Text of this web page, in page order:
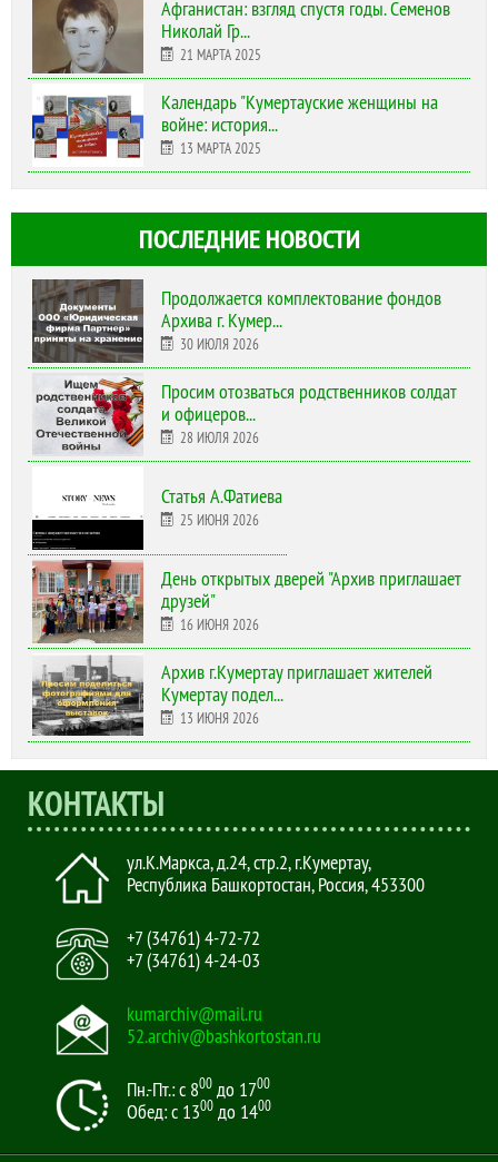
Афганистан: взгляд спустя годы. Семенов
Николай Гр...
21 МАРТА 2025
Календарь "Кумертауские женщины на
войне: история...
13 МАРТА 2025
ПОСЛЕДНИЕ НОВОСТИ
Продолжается комплектование фондов
Архива г. Кумер...
30 ИЮЛЯ 2026
Просим отозваться родственников солдат
и офицеров...
28 ИЮЛЯ 2026
Статья А.Фатиева
25 ИЮНЯ 2026
День открытых дверей "Архив приглашает
друзей"
16 ИЮНЯ 2026
Архив г.Кумертау приглашает жителей
Кумертау подел...
13 ИЮНЯ 2026
КОНТАКТЫ
ул.К.Маркса, д.24, стр.2,г.Кумертау,
Республика Башкортостан, Россия,453300
+7 (34761) 4-72-72
+7 (34761) 4-24-03
kumarchiv@mail.ru
52.archiv@bashkortostan.ru
Пн.-Пт.: с 800 до 1700
Обед: с 1300 до 1400